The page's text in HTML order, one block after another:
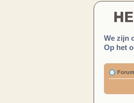
We zijn
Op het